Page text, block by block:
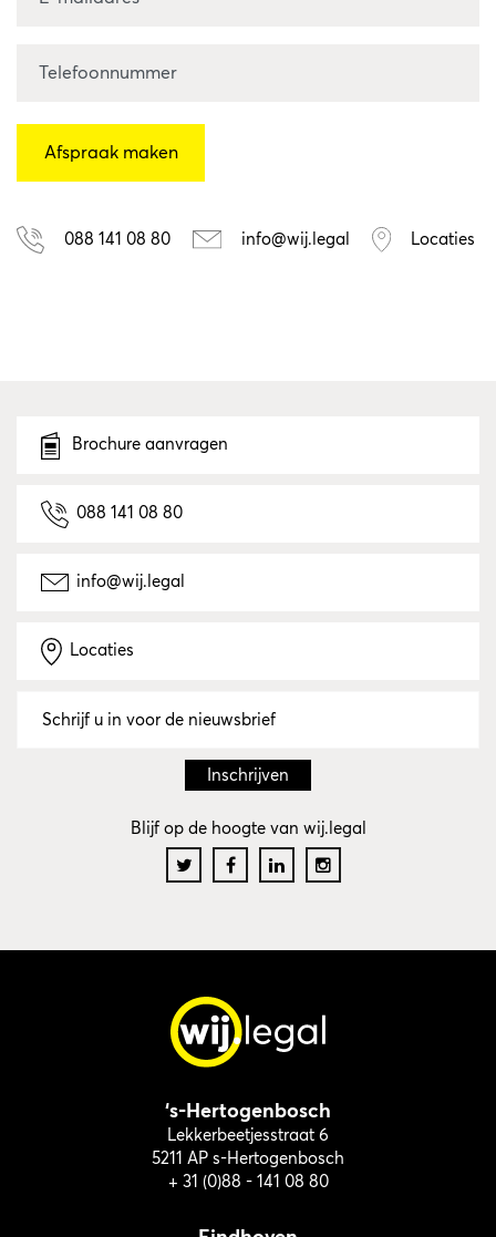
088 141 08 80 info@wij.legal Locaties
Brochure aanvragen
088 141 08 80
info@wij.legal
Locaties
Blijf op de hoogte van wij.legal
‘s-Hertogenbosch
Lekkerbeetjesstraat 6
5211 AP s-Hertogenbosch
+ 31 (0)88 - 141 08 80